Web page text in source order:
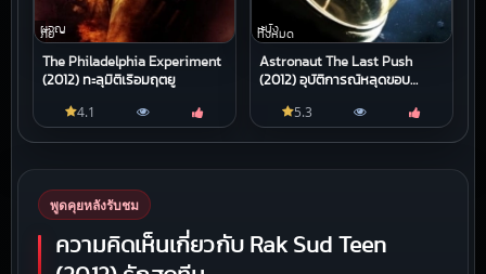
ผจญ
ภัย
The Philadelphia Experiment
(2012) ทะลุมิติเรือมฤตยู
4.1
หนัง
ทั้งหมด
Astronaut The Last Push
(2012) อุบัติการณ์หลุดขอบ
5.3
พูดคุยหลังรับชม
ความคิดเห็นเกี่ยวกับ Rak Sud Teen